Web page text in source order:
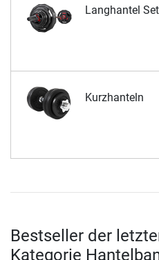
Langhantel Set
Kurzhanteln
Bestseller der
Kategorie